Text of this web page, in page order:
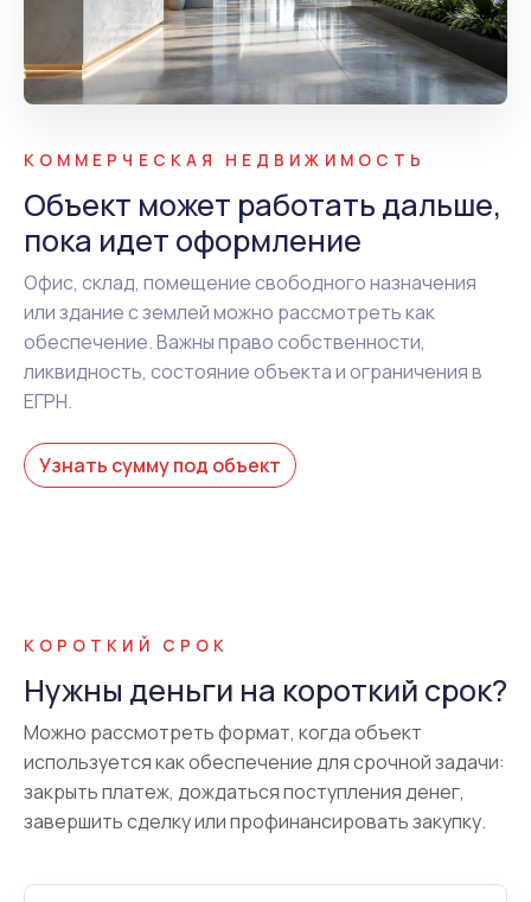
КОММЕРЧЕСКАЯ НЕДВИЖИМОСТЬ
Объект может работать дальше,
пока идет оформление
Офис, склад, помещение свободного назначения
или здание с землей можно рассмотреть как
обеспечение. Важны право собственности,
ликвидность, состояние объекта и ограничения в
ЕГРН.
Узнать сумму под объект
КОРОТКИЙ СРОК
Нужны деньги на короткий срок?
Можно рассмотреть формат, когда объект
используется как обеспечение для срочной задачи:
закрыть платеж, дождаться поступления денег,
завершить сделку или профинансировать закупку.